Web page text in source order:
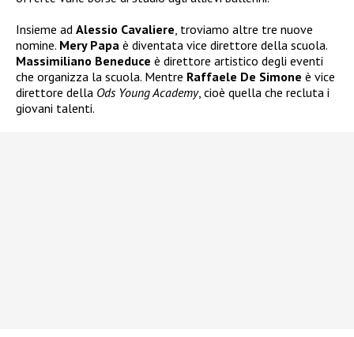
Insieme ad Alessio Cavaliere , troviamo altre tre nuove
nomine. Mery Papa è diventata vice direttore della scuola.
Massimiliano Beneduce è direttore artistico degli eventi
che organizza la scuola. Mentre Raffaele De Simone è vice
direttore della Ods Young Academy, cioè quella che recluta i
giovani talenti.